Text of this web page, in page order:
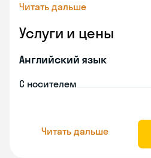
Читать дальше
Услуги и цены
Английский язык
С носителем
Читать дальше